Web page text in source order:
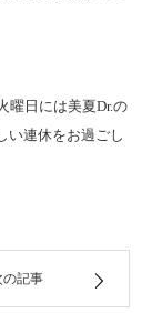
曜日には美夏Dr.の
い連休をお過ごし
の記事